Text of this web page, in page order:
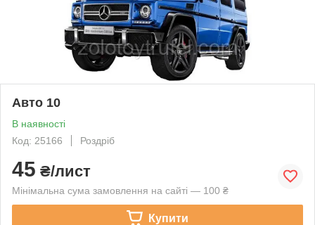
Авто 10
В наявності
Код: 25166
Роздріб
45 ₴/лист
Мінімальна сума замовлення на сайті — 100 ₴
Купити